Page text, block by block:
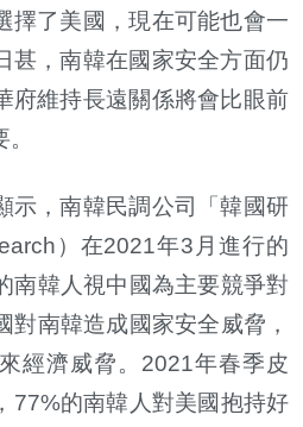
擇了美國，現在可能也會一
甚，南韓在國家安全方面仍
府維持長遠關係將會比眼前
示，南韓民調公司「韓國研
）在2021年3月進行的
南韓人視中國為主要競爭對
對南韓造成國家安全威脅，
經濟威脅。2021年春季皮
77%的南韓人對美國抱持好